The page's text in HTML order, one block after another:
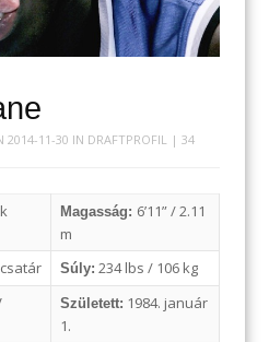
2014-11-30 IN DRAFTPROFIL| 34
Magasság: 6’11” / 2.11
m
Súly: 234 lbs / 106 kg
Született: 1984. január
1.